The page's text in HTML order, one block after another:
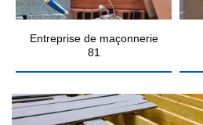
Entreprise de maçonnerie
81